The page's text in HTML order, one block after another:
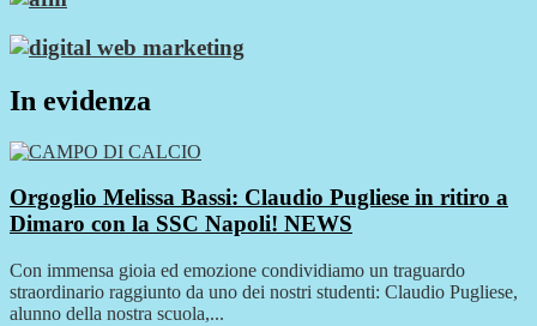
In evidenza
Orgoglio Melissa Bassi: Claudio Pugliese in ritiro a
Dimaro con la SSC Napoli! NEWS
Con immensa gioia ed emozione condividiamo un traguardo
straordinario raggiunto da uno dei nostri studenti: Claudio Pugliese,
alunno della nostra scuola,...